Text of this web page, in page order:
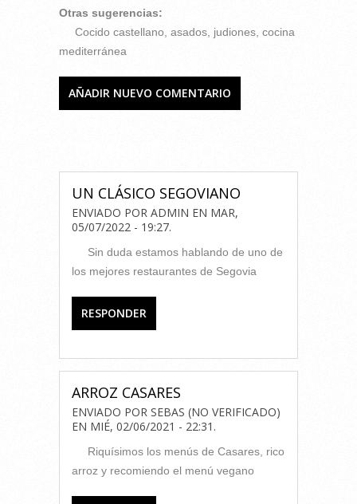
Otras sugerencias:
Cocido castellano, asados, judiones, cocina
mediterránea
AÑADIR NUEVO COMENTARIO
UN CLÁSICO SEGOVIANO
ENVIADO POR ADMIN EN MAR,
05/07/2022 - 19:27.
Sin duda estamos hablando de uno de
los mejores restaurantes de Segovia
RESPONDER
ARROZ CASARES
ENVIADO POR SEBAS (NO VERIFICADO)
EN MIÉ, 02/06/2021 - 22:31 .
Riquísimos los menús de Casares, rico
arroz y recomiendo el menú vegano